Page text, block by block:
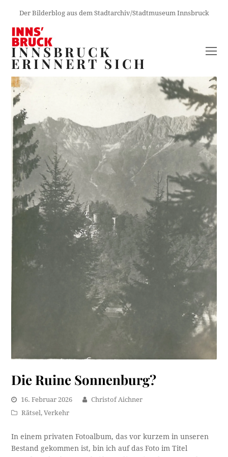
Der Bilderblog aus dem Stadtarchiv/Stadtmuseum Innsbruck
INNSBRUCK
ERINNERT SICH
Die Ruine Sonnenburg?
16. Februar 2026
Christof Aichner
Rätsel,Verkehr
In einem privaten Fotoalbum, das vor kurzem in unseren
Bestand gekommen ist, bin ich auf das Foto im Titel